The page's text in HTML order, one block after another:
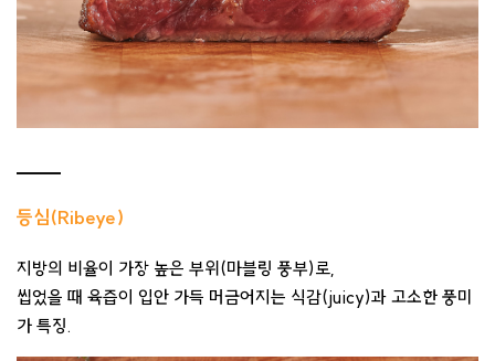
등심(Ribeye)
지방의 비율이 가장 높은 부위(마블링 풍부)로,
씹었을 때 육즙이 입안 가득 머금어지는 식감(juicy)과 고소한 풍미
가 특징.